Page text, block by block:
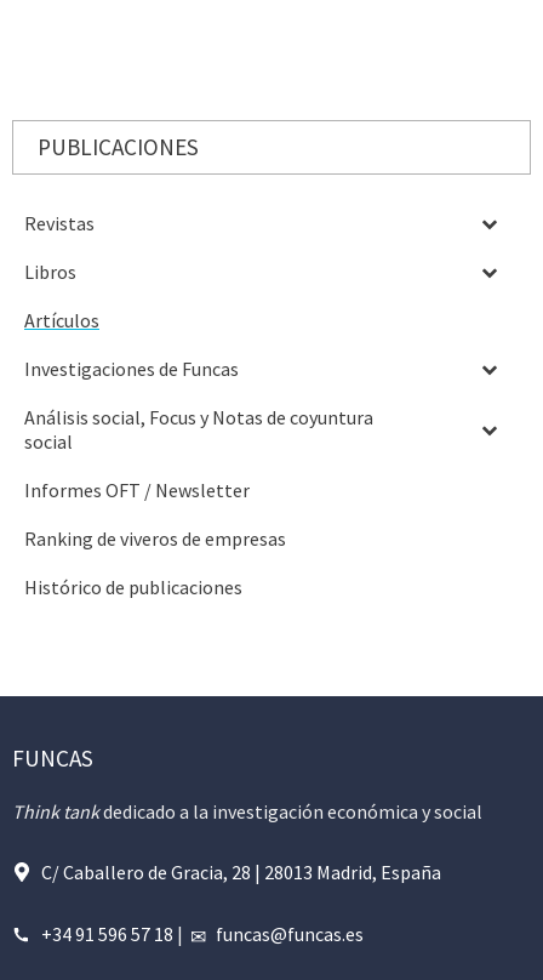
PUBLICACIONES
Revistas
Libros
Artículos
Investigaciones de Funcas
Análisis social, Focus y Notas de coyuntura
social
Informes OFT / Newsletter
Ranking de viveros de empresas
Histórico de publicaciones
FUNCAS
Think tankdedicado a la investigación económica y social
C/ Caballero de Gracia, 28 | 28013 Madrid, España
+34 91 596 57 18 | funcas@funcas.es